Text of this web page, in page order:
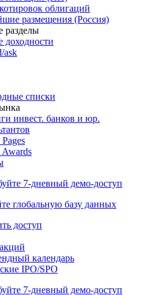
& Карты рынка
(ИИ)
облигаций
размещения (Россия)
разделы
ask
списки
инвест. банков и юр.
7-дневный
глобальную базу данных
доступ